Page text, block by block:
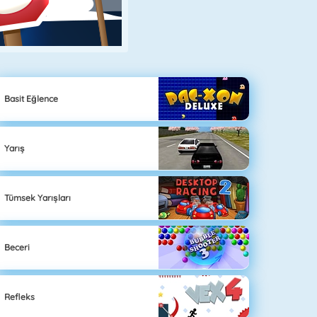
Basit Eğlence
Yarış
Tümsek Yarışları
Beceri
Refleks